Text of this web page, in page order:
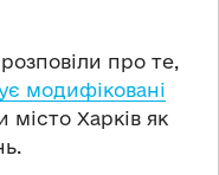
про те,
модифіковані
місто Харків як